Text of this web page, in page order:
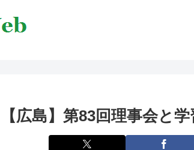
【広島】第83回理事会と